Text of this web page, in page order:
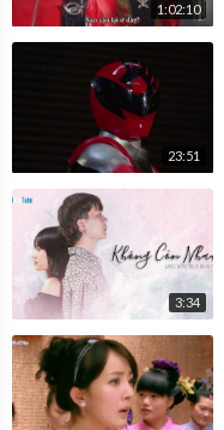
1:02:10
23:51
3:34